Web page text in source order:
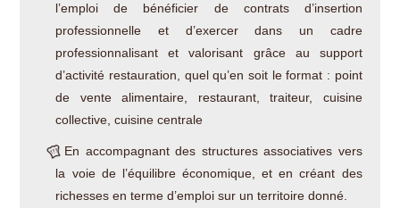
l’emploi de bénéficier de contrats d’insertion
professionnelle et d’exercer dans un cadre
professionnalisant et valorisant grâce au support
d’activité restauration, quel qu’en soit le format : point
de vente alimentaire, restaurant, traiteur, cuisine
collective, cuisine centrale
En accompagnant des structures associatives vers
la voie de l’équilibre économique, et en créant des
richesses en terme d’emploi sur un territoire donné.